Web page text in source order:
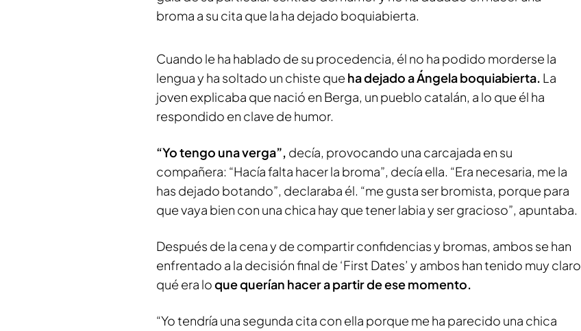
broma a su cita que la ha dejado boquiabierta.
Cuando le ha hablado de su procedencia, él no ha podido morderse la
lengua y ha soltado un chiste que ha dejado a Ángela boquiabierta. La
joven explicaba que nació en Berga, un pueblo catalán, a lo que él ha
respondido en clave de humor.
“Yo tengo una verga”, decía, provocando una carcajada en su
compañera: “Hacía falta hacer la broma”, decía ella. “Era necesaria, me la
has dejado botando”, declaraba él. “me gusta ser bromista, porque para
que vaya bien con una chica hay que tener labia y ser gracioso”, apuntaba.
Después de la cena y de compartir confidencias y bromas, ambos se han
enfrentado a la decisión final de ‘First Dates’ y ambos han tenido muy claro
qué era loque querían hacer a partir de ese momento.
“Yo tendría una segunda cita con ella porque me ha parecido una chica